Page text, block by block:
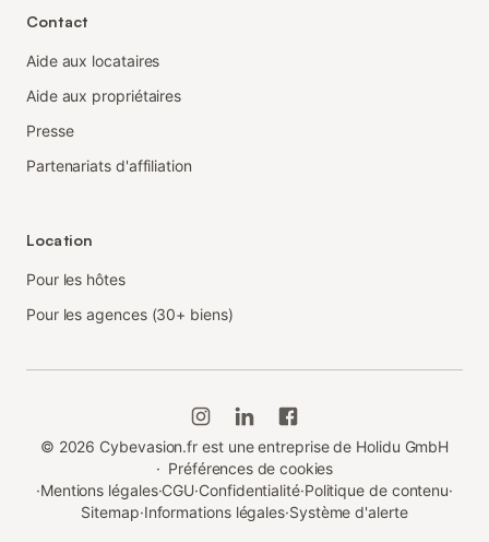
Contact
Aide aux locataires
Aide aux propriétaires
Presse
Partenariats d'affiliation
Location
Pour les hôtes
Pour les agences (30+ biens)
© 2026 Cybevasion.fr est une entreprise de Holidu GmbH
· Préférences de cookies
·Mentions légales·CGU·Confidentialité·Politique de contenu·
Sitemap·Informations légales·Système d'alerte